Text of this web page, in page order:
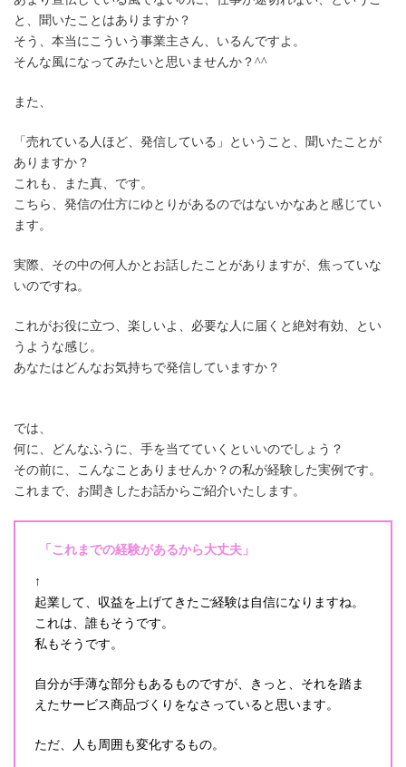
と、聞いたことはありますか？
そう、本当にこういう事業主さん、いるんですよ。
そんな風になってみたいと思いませんか？^^
また、
「売れている人ほど、発信している」ということ、聞いたことが
ありますか？
これも、また真、です。
こちら、発信の仕方にゆとりがあるのではないかなあと感じてい
ます。
実際、その中の何人かとお話したことがありますが、焦っていな
いのですね。
これがお役に立つ、楽しいよ、必要な人に届くと絶対有効、とい
うような感じ。
あなたはどんなお気持ちで発信していますか？
では、
何に、どんなふうに、手を当てていくといいのでしょう？
その前に、こんなことありませんか？の私が経験した実例です。
これまで、お聞きしたお話からご紹介いたします。
「これまでの経験があるから大丈夫」
↑
起業して、収益を上げてきたご経験は自信になりますね。
これは、誰もそうです。
私もそうです。
自分が手薄な部分もあるものですが、きっと、それを踏ま
えたサービス商品づくりをなさっていると思います。
ただ、人も周囲も変化するもの。